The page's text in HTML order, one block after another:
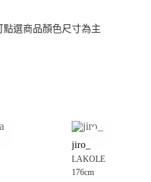
戶可立即使用無須另外申請。
立後會自動跳轉到大哥付的交易
選商品顏色尺寸為主
jiro_
LAKOLE
176cm